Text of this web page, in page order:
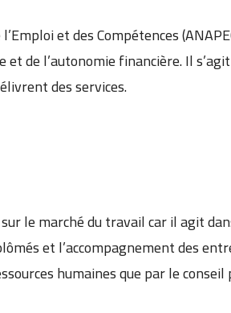
et des Compétences
de l’autonomie financière. Il s’agit
des services.
le marché du travail car il agit
et l’accompagnement des
humaines que par le